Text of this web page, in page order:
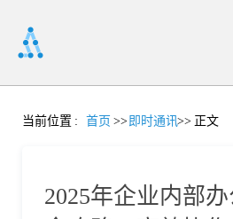
首
当前位置 : 首页 >> 即时通讯>> 正文
2025年企业内部